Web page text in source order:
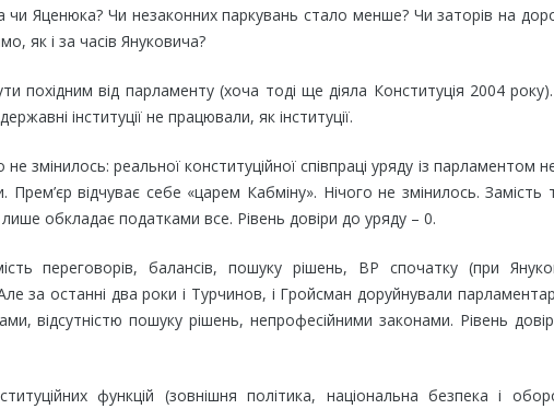
чи Яценюка? Чи незаконних паркувань стало менше? Чи заторів на
як і за часів Януковича?
похідним від парламенту (хоча тоді ще діяла Конституція 2004
інституції не працювали, як інституції.
змінилось: реальної конституційної співпраці уряду із парламентом
Прем’єр відчуває себе «царем Кабміну». Нічого не змінилось. Замість
обкладає податками все. Рівень довіри до уряду – 0.
переговорів, балансів, пошуку рішень, ВР спочатку (при
за останні два роки і Турчинов, і Гройсман доруйнували
відсутністю пошуку рішень, непрофесійними законами. Рівень
функцій (зовнішня політика, національна безпека і